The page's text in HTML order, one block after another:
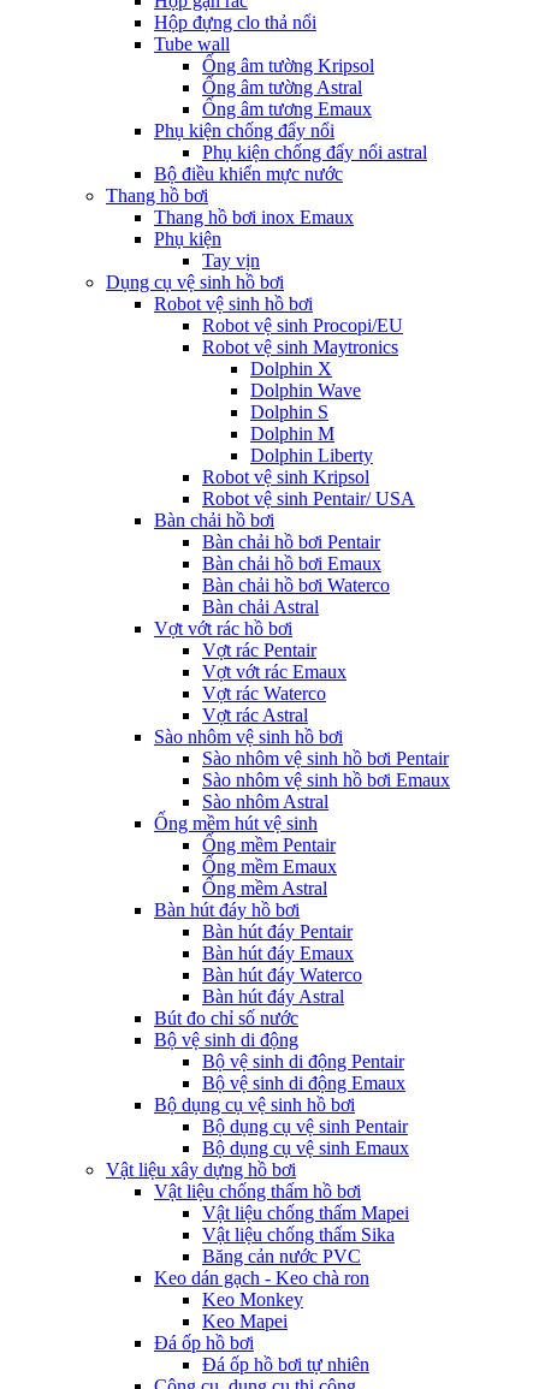
Hộp đựng clo thả nổi
Tube wall
Ống âm tường Kripsol
Ống âm tường Astral
Ống âm tương Emaux
Phụ kiện chống đẩy nổi
Phụ kiện chống đẩy nổi astral
Bộ điều khiển mực nước
Thang hồ bơi
Thang hồ bơi inox Emaux
Phụ kiện
Tay vịn
Dụng cụ vệ sinh hồ bơi
Robot vệ sinh hồ bơi
Robot vệ sinh Procopi/EU
Robot vệ sinh Maytronics
Dolphin X
Dolphin Wave
Dolphin S
Dolphin M
Dolphin Liberty
Robot vệ sinh Kripsol
Robot vệ sinh Pentair/ USA
Bàn chải hồ bơi
Bàn chải hồ bơi Pentair
Bàn chải hồ bơi Emaux
Bàn chải hồ bơi Waterco
Bàn chải Astral
Vợt vớt rác hồ bơi
Vợt rác Pentair
Vợt vớt rác Emaux
Vợt rác Waterco
Vợt rác Astral
Sào nhôm vệ sinh hồ bơi
Sào nhôm vệ sinh hồ bơi Pentair
Sào nhôm vệ sinh hồ bơi Emaux
Sào nhôm Astral
Ống mềm hút vệ sinh
Ống mềm Pentair
Ống mềm Emaux
Ống mềm Astral
Bàn hút đáy hồ bơi
Bàn hút đáy Pentair
Bàn hút đáy Emaux
Bàn hút đáy Waterco
Bàn hút đáy Astral
Bút đo chỉ số nước
Bộ vệ sinh di động
Bộ vệ sinh di động Pentair
Bộ vệ sinh di động Emaux
Bộ dụng cụ vệ sinh hồ bơi
Bộ dụng cụ vệ sinh Pentair
Bộ dụng cụ vệ sinh Emaux
Vật liệu xây dựng hồ bơi
Vật liệu chống thấm hồ bơi
Vật liệu chống thấm Mapei
Vật liệu chống thấm Sika
Băng cản nước PVC
Keo dán gạch - Keo chà ron
Keo Monkey
Keo Mapei
Đá ốp hồ bơi
Đá ốp hồ bơi tự nhiên